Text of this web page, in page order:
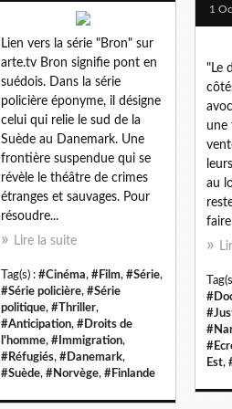
Lien vers la série "Bron" sur
arte.tv Bron signifie pont en
suédois. Dans la série
policière éponyme, il désigne
celui qui relie le sud de la
Suède au Danemark. Une
frontière suspendue qui se
révèle le théâtre de crimes
étranges et sauvages. Pour
résoudre...
Lire la suite
Tag(s) : #Cinéma, #Film, #Série,
#Série policière, #Série
politique, #Thriller,
#Anticipation, #Droits de
l'homme, #Immigration,
#Réfugiés, #Danemark,
#Suède, #Norvège, #Finlande
1
"Le
une
au
Est,